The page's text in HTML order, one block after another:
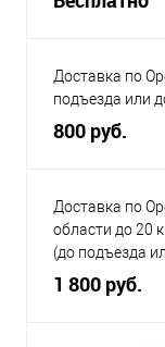
Доставка по
подъезда или
800 руб.
Доставка по
области до 20
(до подъезда
1 800 руб.